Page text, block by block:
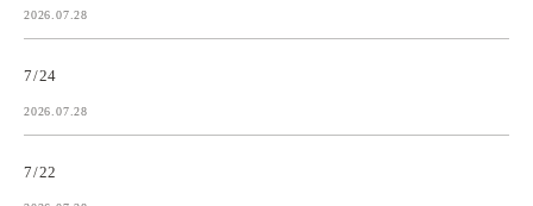
2026.07.28
7/24
2026.07.28
7/22